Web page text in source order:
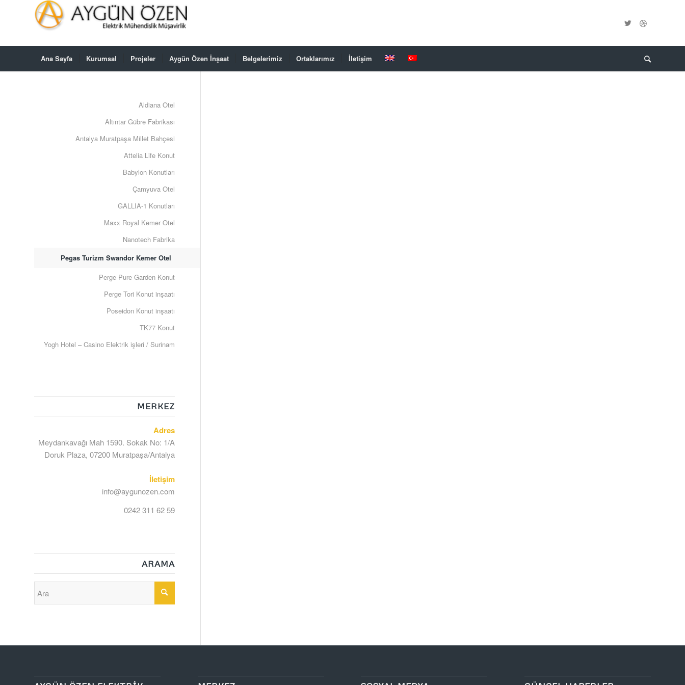
Ana Sayfa Kurumsal Projeler Aygün Özen İnşaat Belgelerimiz Ortaklarımız İletişim
Aldiana Otel
Altıntar Gübre Fabrikası
Antalya Muratpaşa Millet Bahçesi
Attelia Life Konut
Babylon Konutları
Çamyuva Otel
GALLIA-1 Konutları
Maxx Royal Kemer Otel
Nanotech Fabrika
Pegas Turizm Swandor Kemer Otel
Perge Pure Garden Konut
Perge Tori Konut inşaatı
Poseidon Konut inşaatı
TK77 Konut
Yogh Hotel – Casino Elektrik işleri / Surinam
MERKEZ
Adres
Meydankavağı Mah 1590. Sokak No: 1/A
Doruk Plaza, 07200 Muratpaşa/Antalya
İletişim
info@aygunozen.com
0242 311 62 59
ARAMA